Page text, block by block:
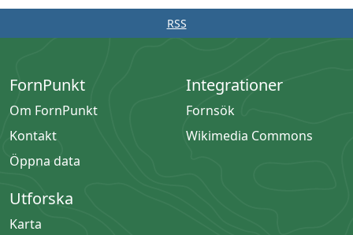
RSS
FornPunkt
Om FornPunkt
Kontakt
Öppna data
Integrationer
Fornsök
Wikimedia Commons
Utforska
Karta